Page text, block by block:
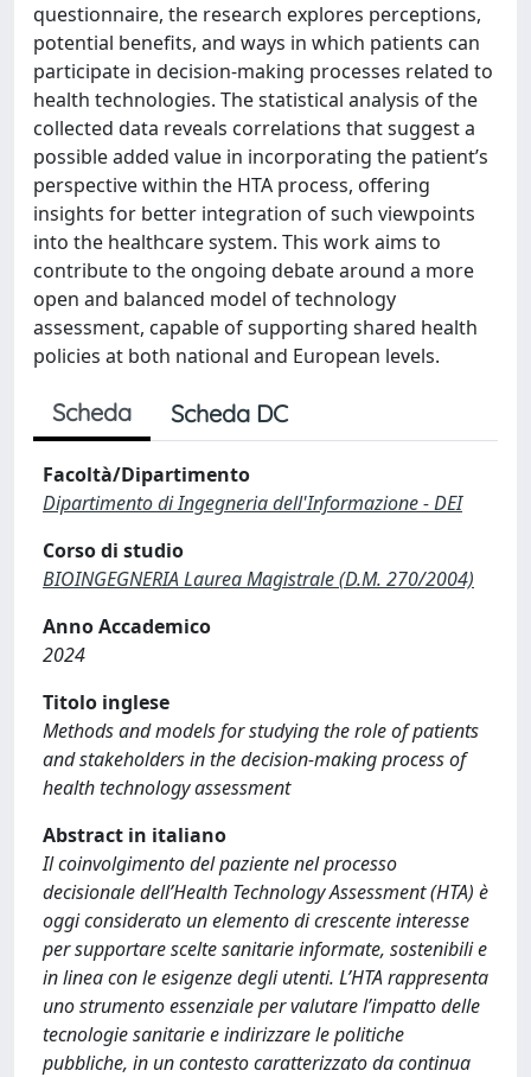
questionnaire, the research explores perceptions,
potential benefits, and ways in which patients can
participate in decision-making processes related to
health technologies. The statistical analysis of the
collected data reveals correlations that suggest a
possible added value in incorporating the patient’s
perspective within the HTA process, offering
insights for better integration of such viewpoints
into the healthcare system. This work aims to
contribute to the ongoing debate around a more
open and balanced model of technology
assessment, capable of supporting shared health
policies at both national and European levels.
Scheda Scheda DC
Facoltà/Dipartimento
Dipartimento di Ingegneria dell'Informazione - DEI
Corso di studio
BIOINGEGNERIA Laurea Magistrale (D.M. 270/2004)
Anno Accademico
2024
Titolo inglese
Methods and models for studying the role of patients
and stakeholders in the decision-making process of
health technology assessment
Abstract in italiano
Il coinvolgimento del paziente nel processo
decisionale dell’Health Technology Assessment (HTA) è
oggi considerato un elemento di crescente interesse
per supportare scelte sanitarie informate, sostenibili e
in linea con le esigenze degli utenti. L’HTA rappresenta
uno strumento essenziale per valutare l’impatto delle
tecnologie sanitarie e indirizzare le politiche
pubbliche, in un contesto caratterizzato da continua